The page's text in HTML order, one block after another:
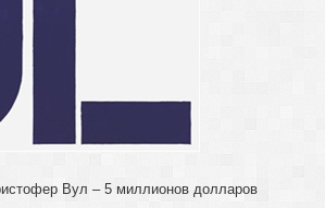
Вул – 5 миллионов долларов